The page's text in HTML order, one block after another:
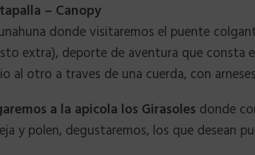
– Canopy
donde visitaremos el puente
extra), deporte de aventura que consta
al otro a traves de una cuerda, con
a la apicola los Girasoles donde
y polen, degustaremos, los que desean